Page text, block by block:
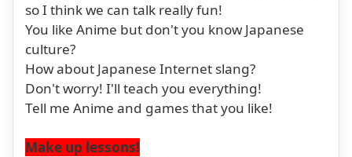
so I think we can talk really fun!
You like Anime but don't you know Japanese
culture?
How about Japanese Internet slang?
Don't worry! I'll teach you everything!
Tell me Anime and games that you like!
Make up lessons!